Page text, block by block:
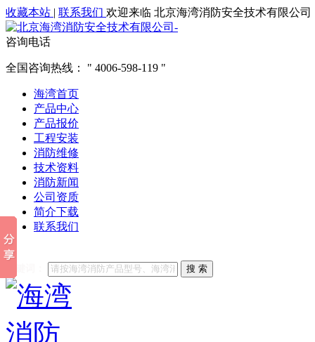
收藏本站 | 联系我们 欢迎来临 北京海湾消防安全技术有限公司
咨询电话
全国咨询热线： 4006-598-119
海湾首页
产品中心
产品报价
工程安装
消防维修
技术资料
消防新闻
公司资质
简介下载
联系我们
他们都在搜索:
搜 索